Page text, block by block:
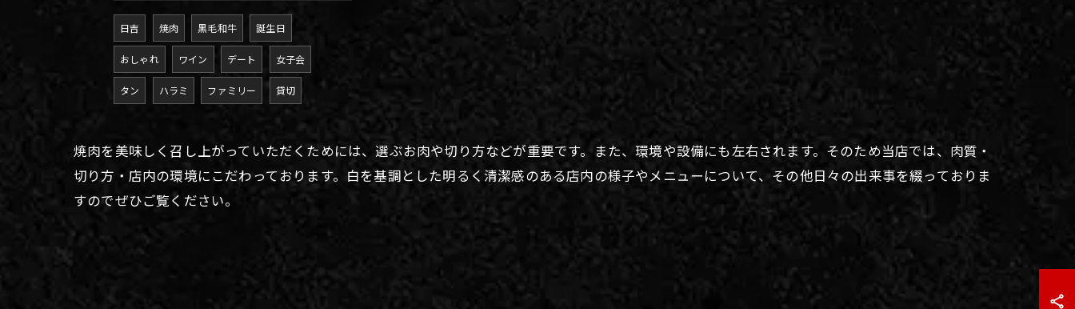
日吉 焼肉 黒毛和牛 誕生日
おしゃれ ワイン デート 女子会
タン ハラミ ファミリー 貸切
焼肉を美味しく召し上がっていただくためには、選ぶお肉や切り方などが重要です。また、環境や設備にも左右されます。そのため当店では、肉質・
切り方・店内の環境にこだわっております。白を基調とした明るく清潔感のある店内の様子やメニューについて、その他日々の出来事を綴っておりま
すのでぜひご覧ください。